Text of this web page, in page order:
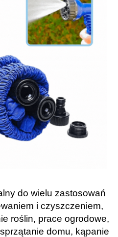
do wielu zastosowań
i czyszczeniem,
roślin, prace ogrodowe,
domu, kąpanie